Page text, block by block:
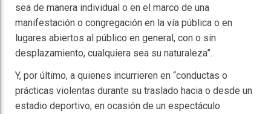
sea de manera individual o en el marco de una
manifestación o congregación en la vía pública o en
lugares abiertos al público en general, con o sin
desplazamiento, cualquiera sea su naturaleza”.
Y, por último, a quienes incurrieren en “conductas o
prácticas violentas durante su traslado hacia o desde un
estadio deportivo, en ocasión de un espectáculo